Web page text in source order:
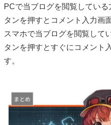
PCで当ブログを閲覧してい
タンを押すとコメント入力画
スマホで当ブログを閲覧して
タンを押すとすぐにコメント
す。